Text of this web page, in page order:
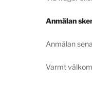
Anmälan
Anmälan
Varmt